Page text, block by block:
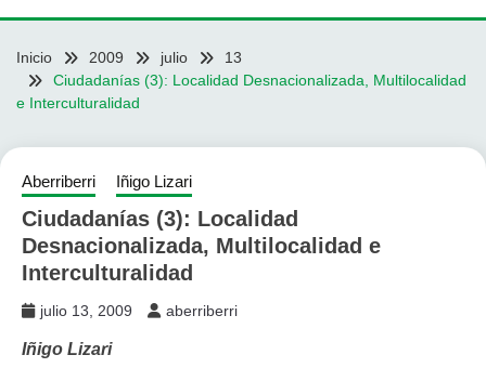
Inicio 2009 julio
13
Ciudadanías (3): Localidad Desnacionalizada, Multilocalidad
e Interculturalidad
Aberriberri Iñigo Lizari
Ciudadanías (3): Localidad
Desnacionalizada, Multilocalidad e
Interculturalidad
julio 13, 2009 aberriberri
Iñigo Lizari